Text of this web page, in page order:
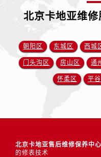
北京卡地亚维
朝阳区 东城区 西城
门头沟区 房山区 通
怀柔区 平
北京卡地亚售后维修保养中
的修表技术